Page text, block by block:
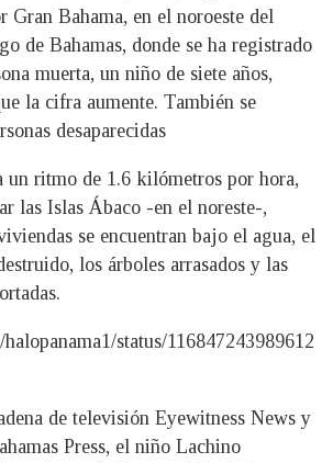
Gran Bahama, en el noroeste del
de Bahamas, donde se ha registrado
muerta, un niño de siete años,
la cifra aumente. También se
desaparecidas
un ritmo de 1.6 kilómetros por hora,
las Islas Ábaco -en el noreste-,
se encuentran bajo el agua, el
los árboles arrasados y las
status/116847243989612
de televisión Eyewitness News y
Press, el niño Lachino